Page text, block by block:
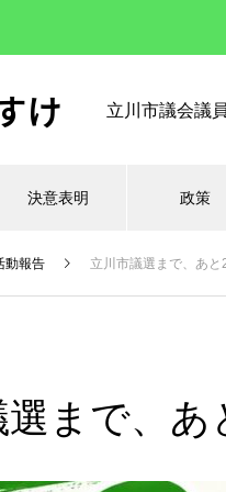
け 立川市議会議
決意表明 政策
動報告 立川市議選まで、あと
選まで、あ